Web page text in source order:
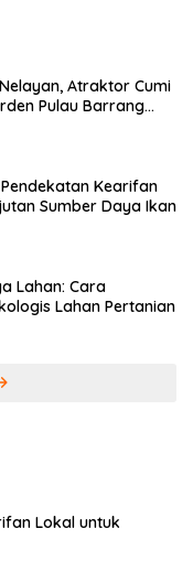
Atraktor Cumi
Pulau Barrang
Kearifan
Sumber Daya Ikan
Lahan: Cara
Lahan Pertanian
Lokal untuk